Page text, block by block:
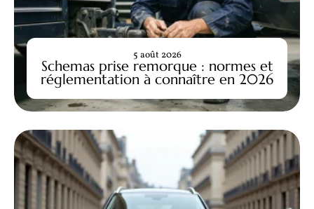
Schemas prise remorque : normes et
réglementation à connaître en 2026
5 août 2026